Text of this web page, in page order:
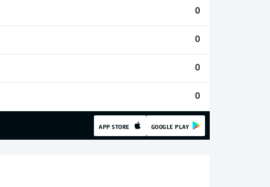
0
0
0
0
APP STORE GOOGLE PLAY